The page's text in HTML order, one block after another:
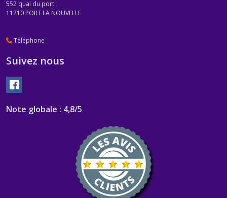
552 quai du port
11210 PORT LA NOUVELLE
Téléphone
Suivez nous
Note globale : 4,8/5